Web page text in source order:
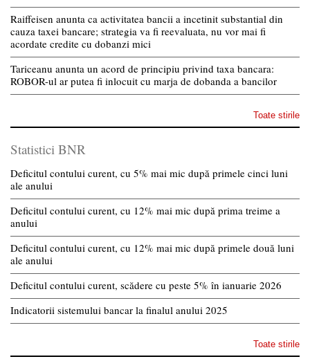
Raiffeisen anunta ca activitatea bancii a incetinit substantial din
cauza taxei bancare; strategia va fi reevaluata, nu vor mai fi
acordate credite cu dobanzi mici
Tariceanu anunta un acord de principiu privind taxa bancara:
ROBOR-ul ar putea fi inlocuit cu marja de dobanda a bancilor
Toate stirile
Statistici BNR
Deficitul contului curent, cu 5% mai mic după primele cinci luni
ale anului
Deficitul contului curent, cu 12% mai mic după prima treime a
anului
Deficitul contului curent, cu 12% mai mic după primele două luni
ale anului
Deficitul contului curent, scădere cu peste 5% în ianuarie 2026
Indicatorii sistemului bancar la finalul anului 2025
Toate stirile